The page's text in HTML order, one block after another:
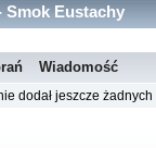
Smok Eustachy
Wiadomość
dodał jeszcze żadnych